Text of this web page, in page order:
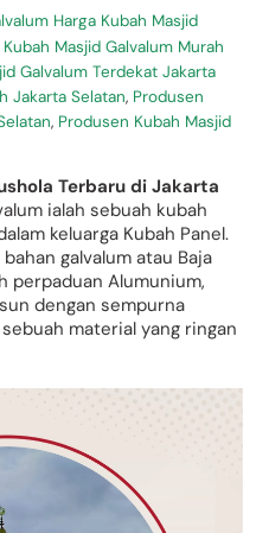
Harga Kubah Masjid
Kubah Masjid Galvalum Murah
Galvalum Terdekat Jakarta
Jakarta Selatan, Produsen
, Produsen Kubah Masjid
Terbaru di Jakarta
ialah sebuah kubah
keluarga Kubah Panel.
galvalum atau Baja
perpaduan Alumunium,
dengan sempurna
material yang ringan